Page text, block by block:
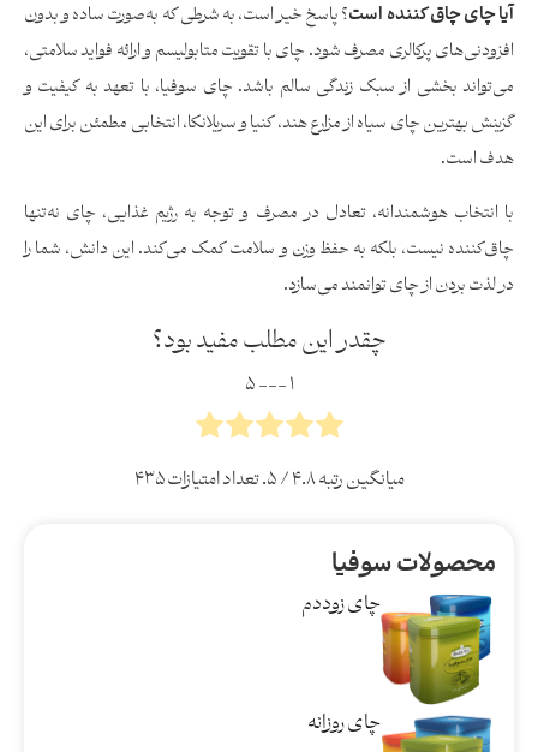
آیا چای چاق کننده است؟ پاسخ خیر است، به شرطی که به‌صورت ساده و بدون
افزودنی‌های پرکالری مصرف شود. چای با تقویت متابولیسم و ارائه فواید سلامتی،
می‌تواند بخشی از سبک زندگی سالم باشد. چای سوفیا، با تعهد به کیفیت و
گزینش بهترین چای سیاه از مزارع هند، کنیا و سریلانکا، انتخابی مطمئن برای این
هدف است.
با انتخاب هوشمندانه، تعادل در مصرف و توجه به رژیم غذایی، چای نه‌تنها
چاق‌کننده نیست، بلکه به حفظ وزن و سلامت کمک می‌کند. این دانش، شما را
در لذت بردن از چای توانمند می‌سازد.
چقدر این مطلب مفید بود؟
۱ --- ۵
میانگین رتبه۴.۸/ ۵. تعداد امتیازات ۴۳۵
محصولات سوفیا
چای زوددم
چای روزانه